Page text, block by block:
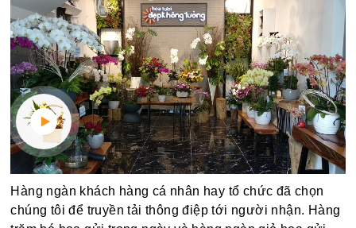
Hàng ngàn khách hàng cá nhân hay tổ chức đã chọn
chúng tôi để truyền tải thông điệp tới người nhận. Hàng